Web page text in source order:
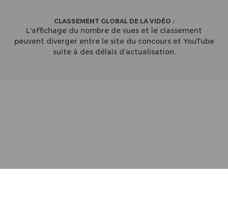
CLASSEMENT GLOBAL DE LA VIDÉO :
L'affichage du nombre de vues et le classement
peuvent diverger entre le site du concours et YouTube
suite à des délais d’actualisation.